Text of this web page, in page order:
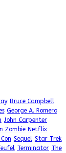
Bruce Campbell
George A. Romero
John Carpenter
Zombie Netflix
Sequel Star Trek
Terminator The